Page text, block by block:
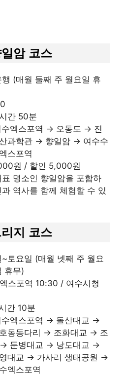
암 코스
(매월 둘째 주 월요일 휴
간 50분
수엑스포역 → 오동도 → 진
과학관 → 향일암 → 여수수
스포역
원 / 할인 5,000원
명소인 향일암을 포함하
역사를 함께 체험할 수 있
지 코스
토요일 (매월 넷째 주 월요
휴무)
스포역 10:30 / 여수시청
간 10분
수엑스포역 → 돌산대교 →
동동다리 → 조화대교 → 조
→ 둔병대교 → 낭도대교 →
대교 → 가사리 생태공원 →
엑스포역